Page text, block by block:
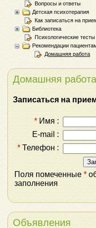
Вопросы и ответы
Детская психотерапия
Как записаться на
Библиотека
Психологические тесты
Рекомендации
Домашняя работа
Домашняя работа
Записаться на
* Имя :
E-mail :
* Телефон :
Поля помеченные *
заполнения
Объявления